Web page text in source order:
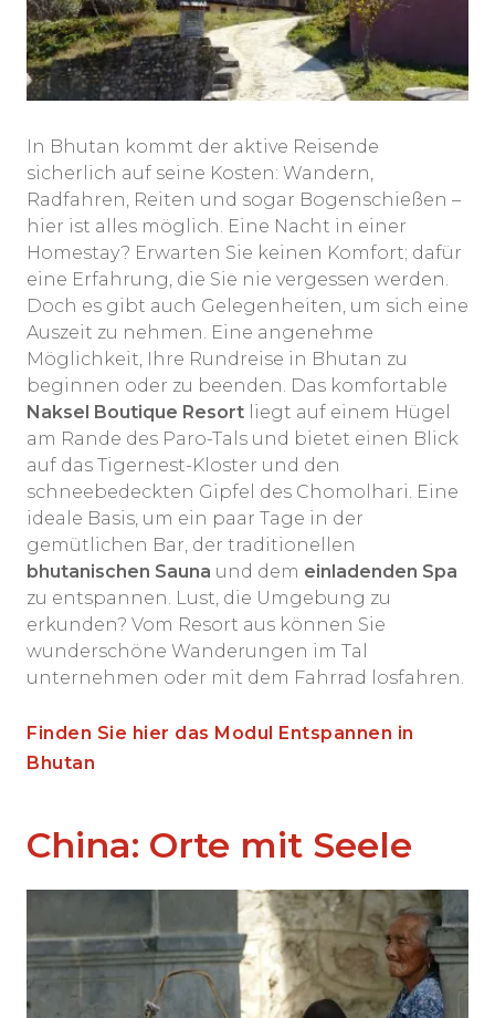
In Bhutan kommt der aktive Reisende
sicherlich auf seine Kosten: Wandern,
Radfahren, Reiten und sogar Bogenschießen –
hier ist alles möglich. Eine Nacht in einer
Homestay? Erwarten Sie keinen Komfort; dafür
eine Erfahrung, die Sie nie vergessen werden.
Doch es gibt auch Gelegenheiten, um sich eine
Auszeit zu nehmen. Eine angenehme
Möglichkeit, Ihre Rundreise in Bhutan zu
beginnen oder zu beenden. Das komfortable
Naksel Boutique Resort liegt auf einem Hügel
am Rande des Paro-Tals und bietet einen Blick
auf das Tigernest-Kloster und den
schneebedeckten Gipfel des Chomolhari. Eine
ideale Basis, um ein paar Tage in der
gemütlichen Bar, der traditionellen
bhutanischen Sauna und dem einladenden Spa
zu entspannen. Lust, die Umgebung zu
erkunden? Vom Resort aus können Sie
wunderschöne Wanderungen im Tal
unternehmen oder mit dem Fahrrad losfahren.
Finden Sie hier das Modul Entspannen in
Bhutan
China: Orte mit Seele